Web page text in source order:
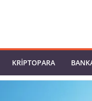
KRIPTOPARA